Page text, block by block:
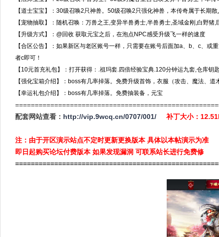
【道士宝宝】：30级召唤2只神兽。50级召唤2只强化神兽，本传奇属于长期
【宠物抽取】：随机召唤：万兽之王,变异半兽勇士,半兽勇士,圣域金刚,白野猪,
【升级方式】：@回收 获取元宝之后，在泡点NPC感受升级飞一样的速度
【合区公告】：如果新区与老区账号一样，只需要在账号后面加a、b、c、
者c即可！
【10元首充礼包】：打开获得：.祖玛套.四倍经验宝典.120分钟运九套,仓库
【强化宝箱介绍】：boss有几率掉落。免费升级首饰，衣服（攻击、魔法、
【幸运礼包介绍】：boss有几率掉落。免费抽装备，元宝
配套网站查看： http://vip.9wcq.cn/0707/001/ 补丁大小：
注：由于开区演示站点不定时更新更换版本 具体以本帖演示为准
即日起购买论坛付费版本 如果发现漏洞 可联系站长进行免费修